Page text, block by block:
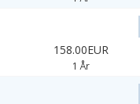
158.00EUR
1 År